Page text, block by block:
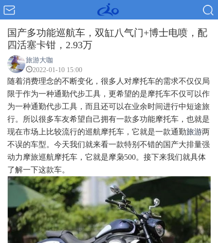
国产多功能巡航车，双缸八气门+博士电喷，配
四活塞卡钳，2.93万
旅游大咖
2022-01-10 15:00
随着消费理念的不断变化，很多人对摩托车的需求不仅仅局
限于作为一种通勤代步工具，更希望的是摩托车不仅可以作
为一种通勤代步工具，而且还可以在业余时间进行中短途旅
行。所以很多车友希望自己拥有一款多功能摩托车，也就是
现在市场上比较流行的巡航摩托车，它就是一款通勤旅游两
不误的车型。今天我们就来看一款特别不错的国产大排量强
动力摩旅巡航摩托车，它就是摩枭500。接下来我们就具体
了解一下这款车。